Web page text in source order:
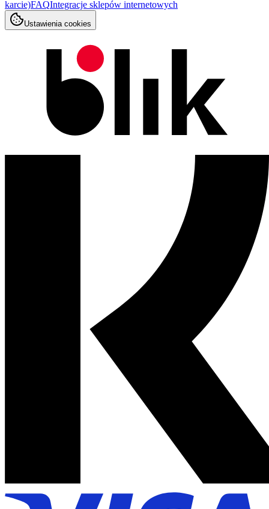
karcie)FAQIntegracje sklepów internetowych
Ustawienia cookies